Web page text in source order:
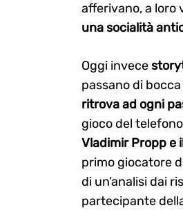
afferivano, a loro
una socialità
Oggi invece
passano di
ritrova ad ogni
gioco del
Vladimir Propp e
primo giocatore
di un’analisi dai
partecipante